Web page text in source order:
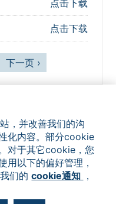
，并改善我们的沟
化内容。部分cookie
对于其它cookie，您
用以下的偏好管理，
们的cookie通知 ，
点击下载
点击下载
下一页 ›
隐私政策 Cookie通知